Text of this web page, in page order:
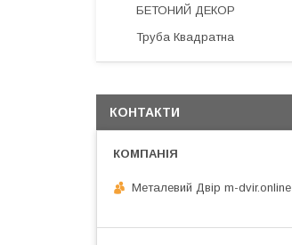
БЕТОНИЙ ДЕКОР
Труба Квадратна
КОНТАКТИ
Металевий Двір m-dvir.online